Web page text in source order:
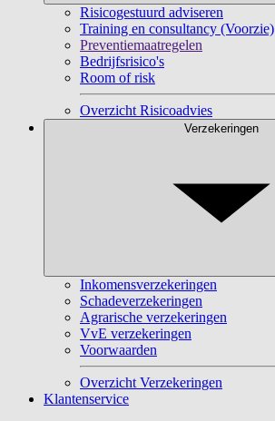
Risicogestuurd adviseren
Training en consultancy (Voorzie)
Preventiemaatregelen
Bedrijfsrisico's
Room of risk
Overzicht Risicoadvies
Verzekeringen
Inkomensverzekeringen
Schadeverzekeringen
Agrarische verzekeringen
VvE verzekeringen
Voorwaarden
Overzicht Verzekeringen
Klantenservice